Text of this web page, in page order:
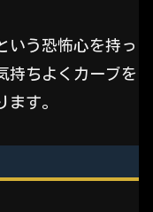
いう恐怖心を持っ
持ちよくカーブを
す。